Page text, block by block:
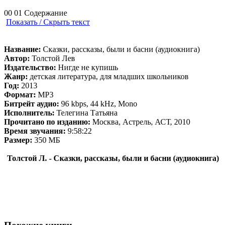
00 01 Содержание
Показать / Скрыть текст
Название: Сказки, рассказы, были и басни (аудиокнига)
Автор: Толстой Лев
Издательство: Нигде не купишь
Жанр: детская литература, для младших школьников
Год: 2013
Формат: MP3
Битрейт аудио: 96 kbps, 44 kHz, Mono
Исполнитель: Телегина Татьяна
Прочитано по изданию: Москва, Астрель, АСТ, 2010
Время звучания: 9:58:22
Размер: 350 МБ
Толстой Л. - Сказки, рассказы, были и басни (аудиокнига)